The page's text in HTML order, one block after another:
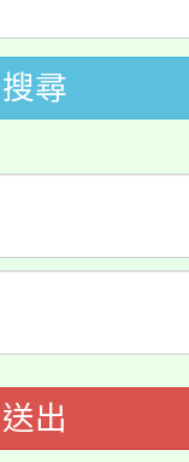
動會8/
舉行。
享有免
收入戶
可洽有
科技中
科技中
入校路
搜尋
送出